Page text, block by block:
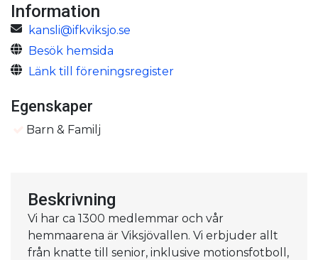
Information
kansli@ifkviksjo.se
Besök hemsida
Länk till föreningsregister
Egenskaper
Barn & Familj
Beskrivning
Vi har ca 1300 medlemmar och vår
hemmaarena är Viksjövallen. Vi erbjuder allt
från knatte till senior, inklusive motionsfotboll,